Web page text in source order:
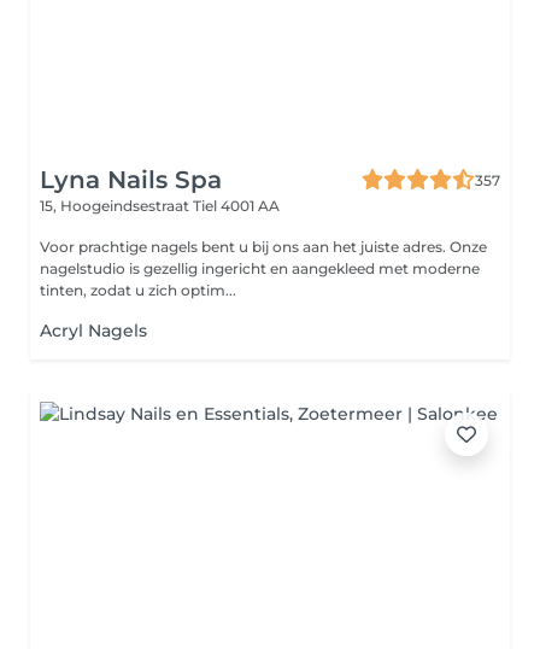
Lyna Nails Spa
357
15, Hoogeindsestraat Tiel 4001 AA
Voor prachtige nagels bent u bij ons aan het juiste adres. Onze
nagelstudio is gezellig ingericht en aangekleed met moderne
tinten, zodat u zich optim...
Acryl Nagels